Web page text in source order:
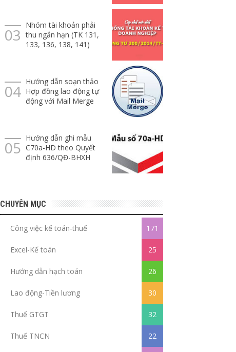
Nhóm tài khoản phải
thu ngắn hạn (TK 131,
133, 136, 138, 141)
Hướng dẫn soạn thảo
Hợp đồng lao động tự
động với Mail Merge
Hướng dẫn ghi mẫu
C70a-HD theo Quyết
định 636/QĐ-BHXH
CHUYÊN MỤC
Công việc kế toán-thuế 171
Excel-Kế toán 25
Hướng dẫn hạch toán 26
Lao động-Tiền lương 30
Thuế GTGT 32
Thuế TNCN 22